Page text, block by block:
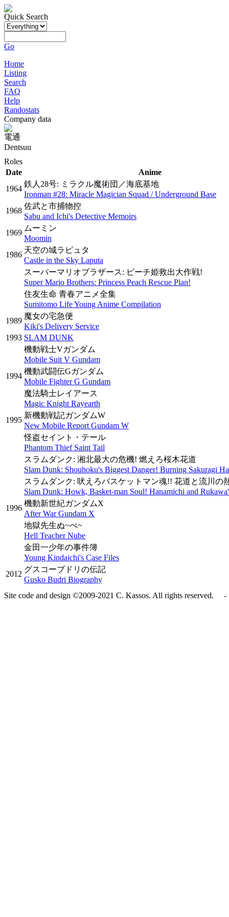
Quick Search
Go
Home
Listing
Search
FAQ
Help
Randostats
Company data
電通
Dentsuu
Roles
Date
Anime
1964
鉄人28号: ミラクル魔術団／海底基地
Ironman #28: Miracle Magician Squad / Underground Base
1968
佐武と市捕物控
Sabu and Ichi's Detective Memoirs
1969
ムーミン
Moomin
1986
天空の城ラピュタ
Castle in the Sky Laputa
スーパーマリオブラザース: ピーチ姫救出大作戦!
Super Mario Brothers: Princess Peach Rescue Plan!
住友生命 青春アニメ全集
Sumitomo Life Young Anime Compilation
1989
魔女の宅急便
Kiki's Delivery Service
1993 SLAM DUNK
機動戦士Vガンダム
Mobile Suit V Gundam
1994
機動武闘伝Gガンダム
Mobile Fighter G Gundam
魔法騎士レイアース
Magic Knight Rayearth
1995
新機動戦記ガンダムW
New Mobile Report Gundam W
怪盗セイント・テール
Phantom Thief Saint Tail
スラムダンク: 湘北最大の危機! 燃えろ桜木花道
Slam Dunk: Shouhoku's Biggest Danger! Burning Sakuragi
スラムダンク: 吠えろバスケットマン魂!! 花道と流川の
Slam Dunk: Howk, Basket-man Soul! Hanamichi and
1996
機動新世紀ガンダムX
After War Gundam X
地獄先生ぬ~べ~
Hell Teacher Nube
金田一少年の事件簿
Young Kindaichi's Case Files
2012
グスコーブドリの伝記
Gusko Budri Biography
Site code and design ©2009-2021 C. Kassos. All rights reserved.